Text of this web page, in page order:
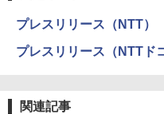
プレスリリース（NTT）
プレスリリース（NTTド
関連記事